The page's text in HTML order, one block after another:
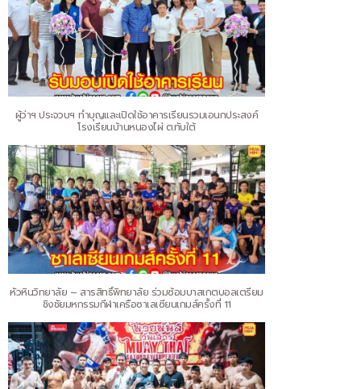
ผู้ว่าฯ ประจวบฯ ทำบุญและเปิดใช้อาคารเรียนรวมเอนกประสงค์
โรงเรียนบ้านหนองไผ่ ต.ทับใต้
หัวหินวิทยาลัย – สารสิทธิ์พิทยาลัย ร่วมซ้อมบาสเกตบอลเตรียม
ชิงชัยมหกรรมกีฬาเครือซาเลเซียนเกมส์ครั้งที่ 11